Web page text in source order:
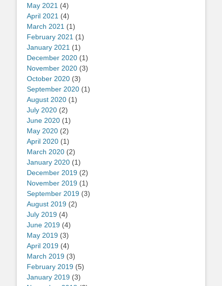
May 2021 (4)
April 2021 (4)
March 2021 (1)
February 2021 (1)
January 2021 (1)
December 2020 (1)
November 2020 (3)
October 2020 (3)
September 2020 (1)
August 2020 (1)
July 2020 (2)
June 2020 (1)
May 2020 (2)
April 2020 (1)
March 2020 (2)
January 2020 (1)
December 2019 (2)
November 2019 (1)
September 2019 (3)
August 2019 (2)
July 2019 (4)
June 2019 (4)
May 2019 (3)
April 2019 (4)
March 2019 (3)
February 2019 (5)
January 2019 (3)